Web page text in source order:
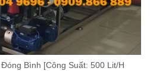
Bình [Công Suất: 500 Lit/H